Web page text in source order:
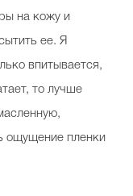
на кожу и
ее. Я
впитывается,
то лучше
ощущение пленки